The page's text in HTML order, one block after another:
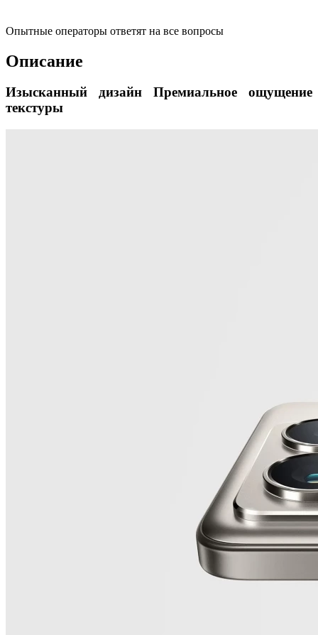
Опытные операторы ответят на все вопросы
Описание
Изысканный дизайн Премиальное ощущение
текстуры